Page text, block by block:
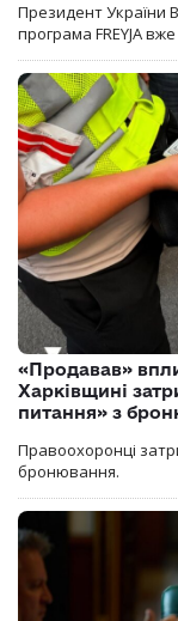
Президент України
програма FREYJA
«Продавав»
Харківщині
питання» з
Правоохоронці
бронювання.